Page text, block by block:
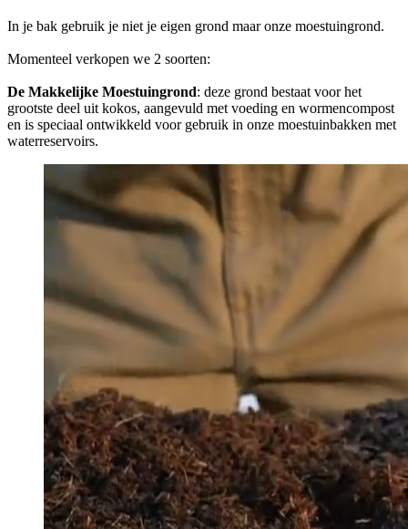
In je bak gebruik je niet je eigen grond maar onze moestuingrond.
Momenteel verkopen we 2 soorten:
De Makkelijke Moestuingrond: deze grond bestaat voor het
grootste deel uit kokos, aangevuld met voeding en wormencompost
en is speciaal ontwikkeld voor gebruik in onze moestuinbakken met
waterreservoirs.